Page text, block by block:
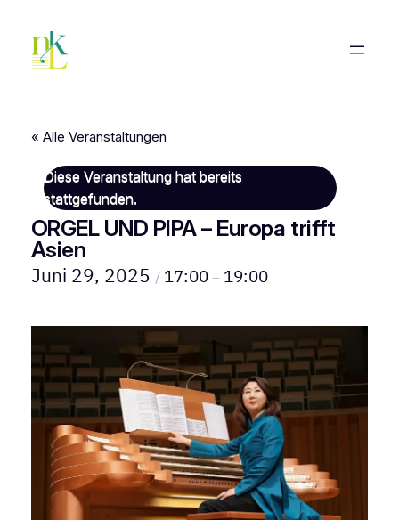
« Alle Veranstaltungen
Diese Veranstaltung hat bereits
stattgefunden.
ORGEL UND PIPA – Europa trifft
Asien
Juni 29, 2025 / 17:00 – 19:00